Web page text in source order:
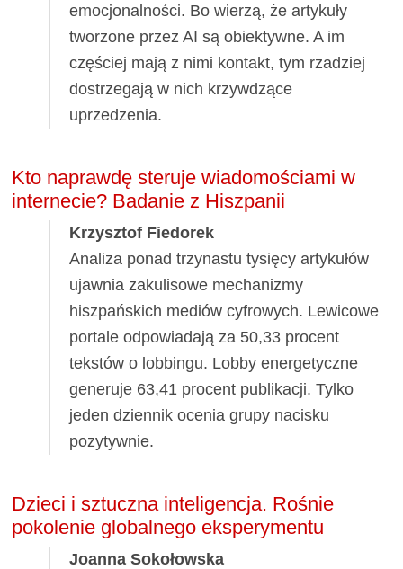
emocjonalności. Bo wierzą, że artykuły
tworzone przez AI są obiektywne. A im
częściej mają z nimi kontakt, tym rzadziej
dostrzegają w nich krzywdzące
uprzedzenia.
Kto naprawdę steruje wiadomościami w
internecie? Badanie z Hiszpanii
Krzysztof Fiedorek
Analiza ponad trzynastu tysięcy artykułów
ujawnia zakulisowe mechanizmy
hiszpańskich mediów cyfrowych. Lewicowe
portale odpowiadają za 50,33 procent
tekstów o lobbingu. Lobby energetyczne
generuje 63,41 procent publikacji. Tylko
jeden dziennik ocenia grupy nacisku
pozytywnie.
Dzieci i sztuczna inteligencja. Rośnie
pokolenie globalnego eksperymentu
Joanna Sokołowska